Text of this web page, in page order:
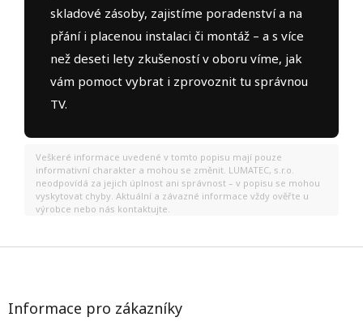
skladové zásoby, zajistíme poradenství a na
přání i placenou instalaci či montáž – a s více
než deseti lety zkušeností v oboru víme, jak
vám pomoct vybrat i zprovoznit tu správnou
TV.
Veškeré informace uvedené v tomto popisu mají pouze
informativní charakter a mohou se změnit. LUMATEC, s.r.o.
neodpovídá za jejich úplnost ani správnost – v popisu se mohou
vyskytovat chyby. Aktuální a závazné informace vždy ověřte u
výrobce nebo nás kontaktujte.
Z
Informace pro zákazníky